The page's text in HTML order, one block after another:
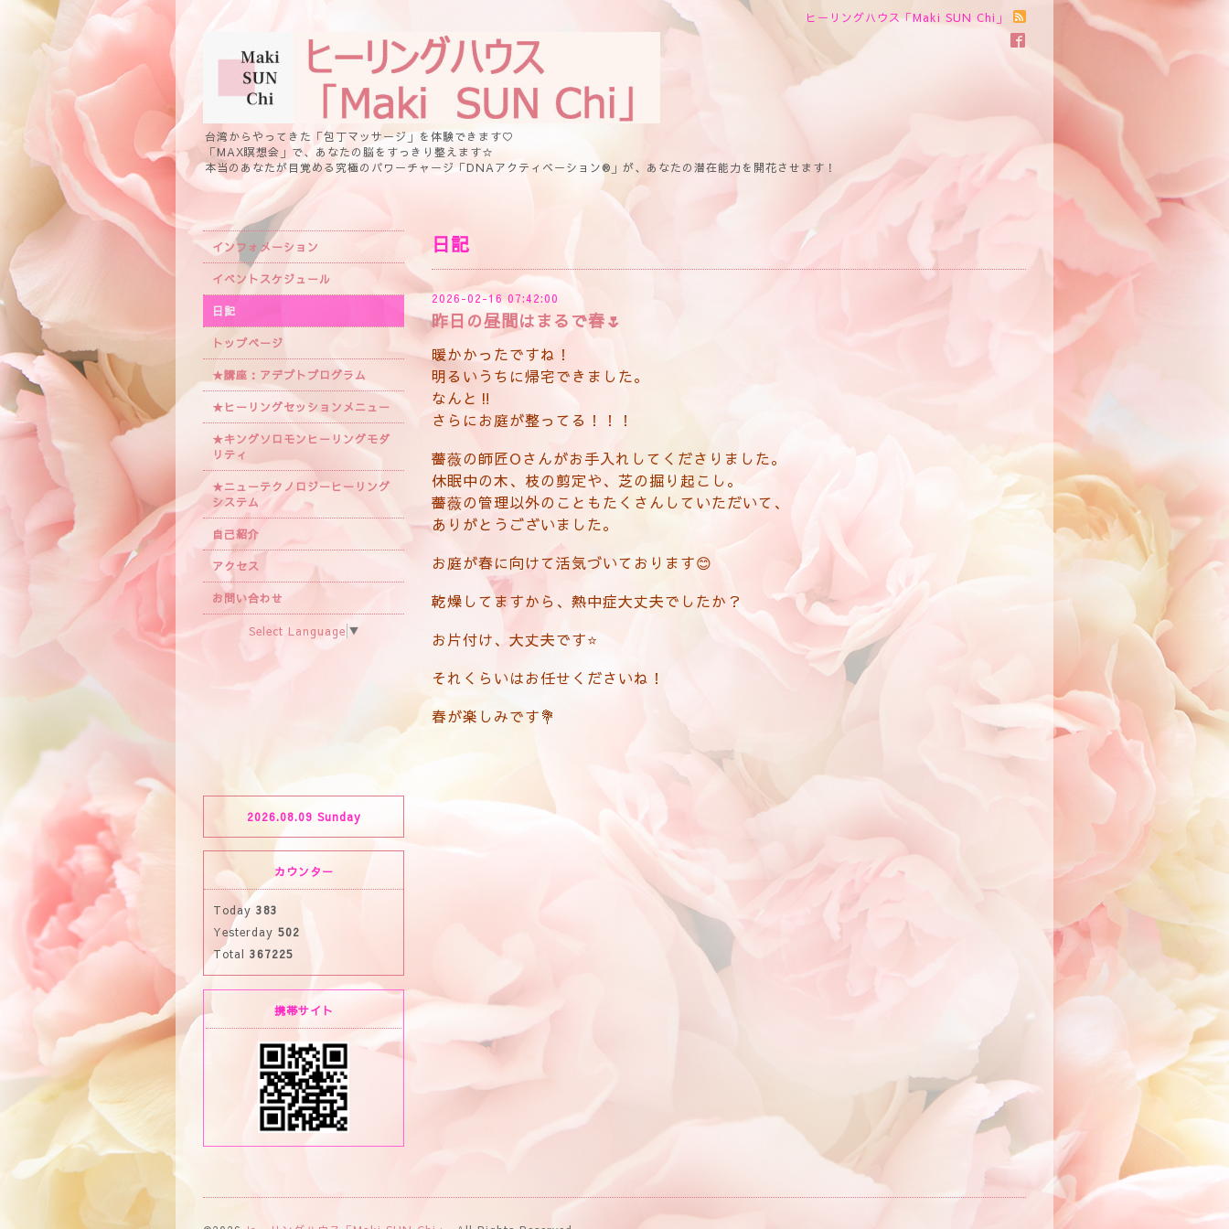
ヒーリングハウス「Maki SUN Chi」
台湾からやってきた「包丁マッサージ」を体験できます♡
「MAX瞑想会」で、あなたの脳をすっきり整えます☆
本当のあなたが目覚める究極のパワーチャージ「DNAアクティベーション®」が、あなたの潜在能力を開花させます！
日記
2026-02-16 07:42:00
昨日の昼間はまるで春🌷
暖かかったですね！
明るいうちに帰宅できました。
なんと‼️
さらにお庭が整ってる！！！
薔薇の師匠Oさんがお手入れしてくださりました。
休眠中の木、枝の剪定や、芝の掘り起こし。
薔薇の管理以外のこともたくさんしていただいて、
ありがとうございました。
お庭が春に向けて活気づいております😊
乾燥してますから、熱中症大丈夫でしたか？
お片付け、大丈夫です⭐️
それくらいはお任せくださいね！
春が楽しみです💐
インフォメーション
イベントスケジュール
日記
トップページ
★講座：アデプトプログラム
★ヒーリングセッションメニュー
★キングソロモンヒーリングモダ
リティ
★ニューテクノロジーヒーリング
システム
自己紹介
アクセス
お問い合わせ
Select Language ▼
2026.08.09 Sunday
カウンター
Today 383
Yesterday 502
Total 367225
携帯サイト